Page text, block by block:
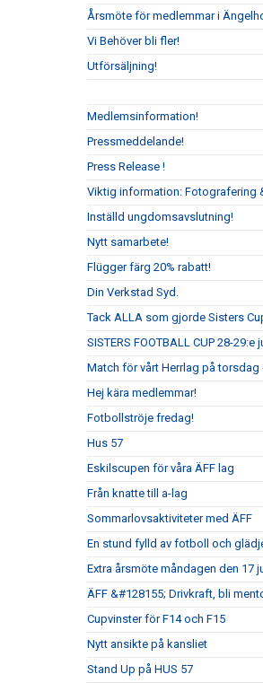
Årsmöte för medlemmar i
Vi Behöver bli fler!
Utförsäljning!
Medlemsinformation!
Pressmeddelande!
Press Release !
Viktig information: Fotografering
Inställd ungdomsavslutning!
Nytt samarbete!
Flügger färg 20% rabatt!
Din Verkstad Syd.
Tack ALLA som gjorde Sisters
SISTERS FOOTBALL CUP 28-29:e
Match för vårt Herrlag på torsdag
Hej kära medlemmar!
Fotbollströje fredag!
Hus 57
Eskilscupen för våra ÄFF lag
Från knatte till a-lag
Sommarlovsaktiviteter med ÄFF
En stund fylld av fotboll och
Extra årsmöte måndagen den 17
ÄFF &#128155; Drivkraft, bli
Cupvinster för F14 och F15
Nytt ansikte på kansliet
Stand Up på HUS 57